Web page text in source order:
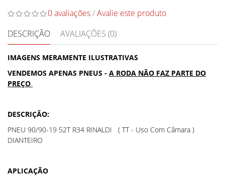
0 avaliações/Avalie este produto
DESCRIÇÃO
AVALIAÇÕES (0)
IMAGENS MERAMENTE ILUSTRATIVAS
VENDEMOS APENAS PNEUS - A RODA NÃO FAZ PARTE DO
PREÇO
DESCRIÇÃO:
PNEU 90/90-19 52T R34 RINALDI ( TT - Uso Com Câmara )
DIANTEIRO
APLICAÇÃO